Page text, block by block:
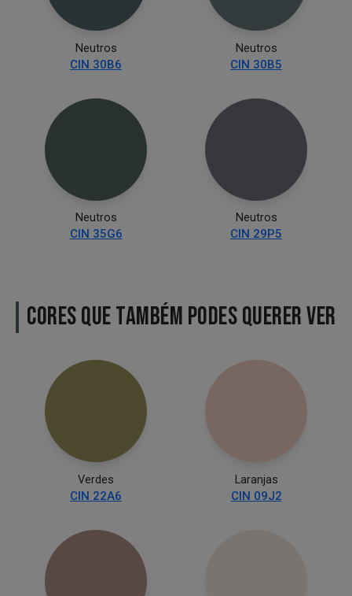
Neutros
CIN 30B6
Neutros
CIN 30B5
Neutros
CIN 35G6
Neutros
CIN 29P5
CORES QUE TAMBÉM PODES QUERER VER
Verdes
CIN 22A6
Laranjas
CIN 09J2